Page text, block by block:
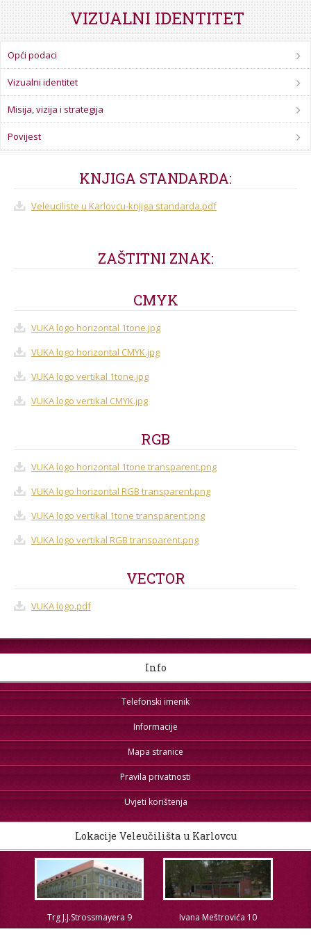
VIZUALNI IDENTITET
Opći podaci
Vizualni identitet
Misija, vizija i strategija
Povijest
KNJIGA STANDARDA:
Veleuciliste u Karlovcu-knjiga standarda.pdf
ZAŠTITNI ZNAK:
CMYK
VUKA logo horizontal 1tone.jpg
VUKA logo horizontal CMYK.jpg
VUKA logo vertikal 1tone.jpg
VUKA logo vertikal CMYK.jpg
RGB
VUKA logo horizontal 1tone transparent.png
VUKA logo horizontal RGB transparent.png
VUKA logo vertikal 1tone transparent.png
VUKA logo vertikal RGB transparent.png
VECTOR
VUKA logo.pdf
Info
Telefonski imenik
Informacije
Mapa stranice
Pravila privatnosti
Uvjeti korištenja
Lokacije Veleučilišta u Karlovcu
Trg J.J.Strossmayera 9 Ivana Meštrovića 10